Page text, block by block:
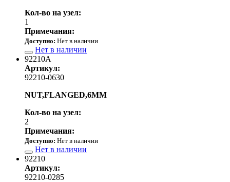
Кол-во на узел:
1
Примечания:
Доступно: Нет в наличии
Нет в наличии
92210A
Артикул:
92210-0630
NUT,FLANGED,6MM
Кол-во на узел:
2
Примечания:
Доступно: Нет в наличии
Нет в наличии
92210
Артикул:
92210-0285